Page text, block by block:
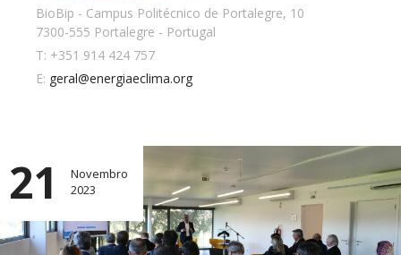
BioBip - Campus Politécnico de Portalegre, 10
7300-555 Portalegre - Portugal
T: +351 914 424 757
E: geral@energiaeclima.org
21
Novembro
2023